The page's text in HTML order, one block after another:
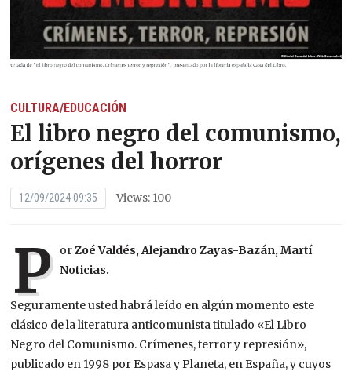
CULTURA/EDUCACIÓN
El libro negro del comunismo,
orígenes del horror
12/09/2024 09:35 Views: 100
P orZoé Valdés, Alejandro Zayas-Bazán, Martí
Noticias.
Seguramente usted habrá leído en algún momento este
clásico de la literatura anticomunista titulado «El Libro
Negro del Comunismo. Crímenes, terror y represión»,
publicado en 1998 por Espasa y Planeta, en España, y cuyos